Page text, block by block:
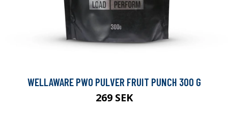
WELLAWARE PWO PULVER FRUIT PUNCH 300 G
269 SEK